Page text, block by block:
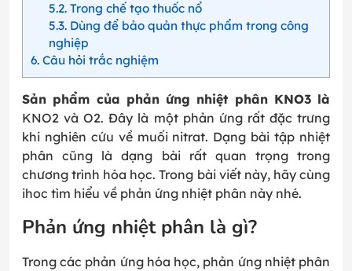
5.2Trong chế tạo thuốc nổ
5.3Dùng để bảo quản thực phẩm trong công
nghiệp
6 Câu hỏi trắc nghiệm
Sản phẩm của phản ứng nhiệt phân KNO3 là
KNO2 và O2. Đây là một phản ứng rất đặc trưng
khi nghiên cứu về muối nitrat. Dạng bài tập nhiệt
phân cũng là dạng bài rất quan trọng trong
chương trình hóa học. Trong bài viết này, hãy cùng
ihoc tìm hiểu về phản ứng nhiệt phân này nhé.
Phản ứng nhiệt phân là gì?
Trong các phản ứng hóa học, phản ứng nhiệt phân